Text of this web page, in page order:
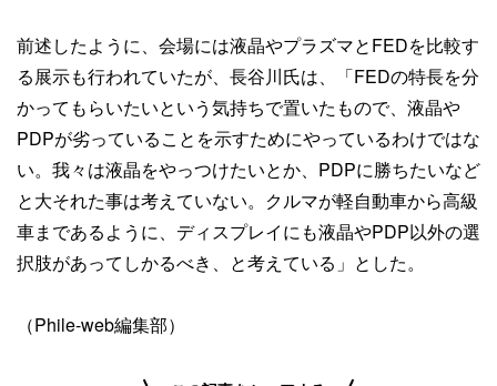
前述したように、会場には液晶やプラズマとFEDを比較す
る展示も行われていたが、長谷川氏は、「FEDの特長を分
かってもらいたいという気持ちで置いたもので、液晶や
PDPが劣っていることを示すためにやっているわけではな
い。我々は液晶をやっつけたいとか、PDPに勝ちたいなど
と大それた事は考えていない。クルマが軽自動車から高級
車まであるように、ディスプレイにも液晶やPDP以外の選
択肢があってしかるべき、と考えている」とした。
（Phile-web編集部）